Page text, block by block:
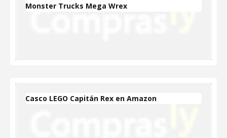
Monster Trucks Mega Wrex
Casco LEGO Capitán Rex en Amazon